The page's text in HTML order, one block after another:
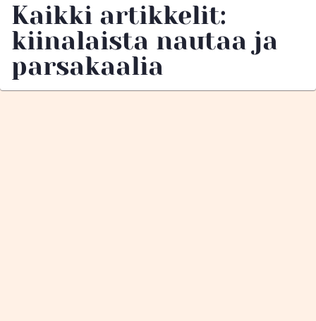
Kaikki artikkelit:
kiinalaista nautaa ja
parsakaalia